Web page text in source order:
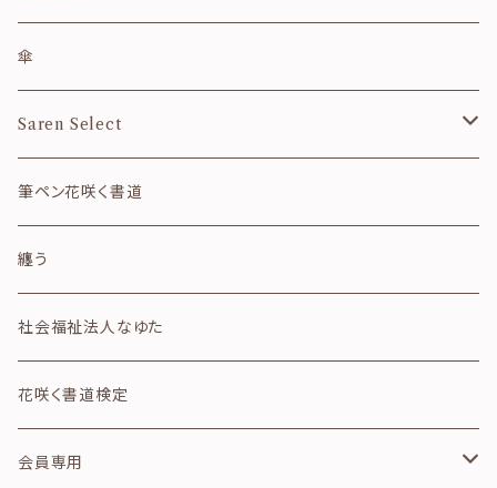
秋
冬
和風月名
干支
四字熟語
詩のカード
想いのカード
カレンダー
御朱印帳
ご祝儀袋
便箋・封筒
クリアファイル
ガラス箸置き
テープ・シール
傘
Saren Select
フレーム
その他
筆ペン花咲く書道
纏う
社会福祉法人なゆた
花咲く書道検定
会員専用